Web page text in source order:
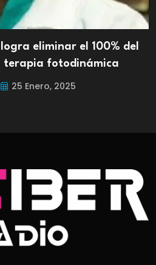
eliminar el 100% del
terapia fotodinámica
25 Enero, 2025